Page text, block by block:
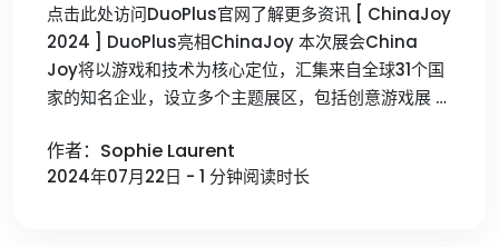
点击此处访问DuoPlus官网了解更多资讯 [ ChinaJoy
2024 ] DuoPlus亮相ChinaJoy 本次展会China
Joy将以游戏和技术为核心定位，汇集来自全球31个国
家的知名企业，设立多个主题展区，‌包括创意游戏展 …
作者：Sophie Laurent
2024年07月22日 - 1 分钟阅读时长